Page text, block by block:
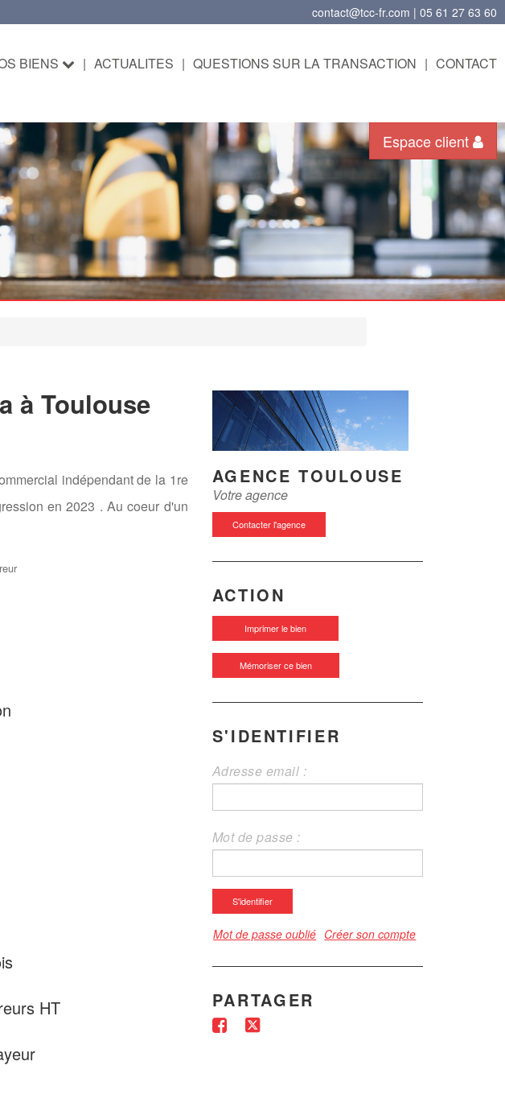
contact@tcc-fr.com | 05 61 27 63 60
BIENS | ACTUALITES | QUESTIONS SUR LA TRANSACTION | CONTACT
Espace client
à Toulouse
indépendant de la 1re
en 2023 . Au coeur d'un
HT
AGENCE TOULOUSE
Votre agence
Contacter l'agence
ACTION
Imprimer le bien
Mémoriser ce bien
S'IDENTIFIER
Adresse email :
Mot de passe :
S'identifier
Mot de passe oublié Créer son compte
PARTAGER